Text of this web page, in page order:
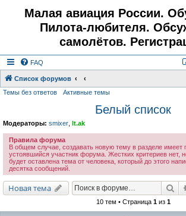
Малая авиация России.
Пилота-любителя.
самолётов.
FAQ
Список форумов
Темы без ответов Активные темы
Белый список
Модераторы: smixer lt.ak
Правила форума
В общем случае, создавать новую тему в разделе имеет
устоявшийся участник форума. Жестких критериев нет,
будет оставлена тема от человека, который до этого
десятка сообщений.
Новая тема
10 тем • Страница 1из 1